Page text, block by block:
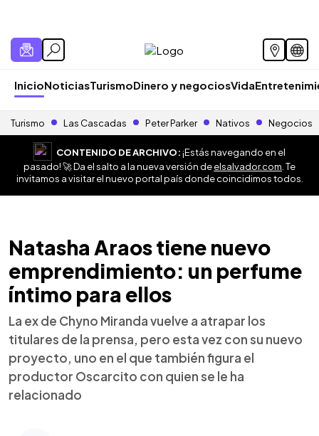
InicioNoticiasTurismoDinero y negociosVida
Turismo Las Cascadas Peter Parker Nativos Negocios
CONTENIDO DE ARCHIVO:¡Estás navegando en el
pasado! 🚀 Da el salto a la nueva versión deelsalvador.com . Te
invitamos a visitar el nuevo portal país donde coincidimos todos.
Natasha Araos tiene nuevo
emprendimiento: un perfume
íntimo para ellos
La ex de Chyno Miranda vuelve a atrapar los
titulares de la prensa, pero esta vez con su nuevo
proyecto, uno en el que también figura el
productor Oscarcito con quien se le ha
relacionado